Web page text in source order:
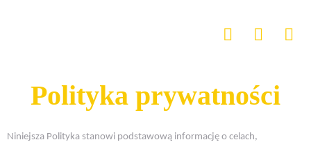
Polityka prywatności
Niniejsza Polityka stanowi podstawową informację o celach,